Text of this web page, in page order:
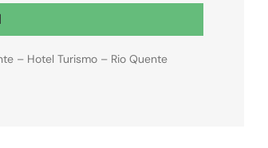
– Hotel Turismo – Rio Quente